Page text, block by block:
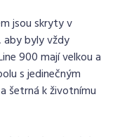
jsou skryty v
aby byly vždy
900 mají velkou a
s jedinečným
šetrná k životnímu